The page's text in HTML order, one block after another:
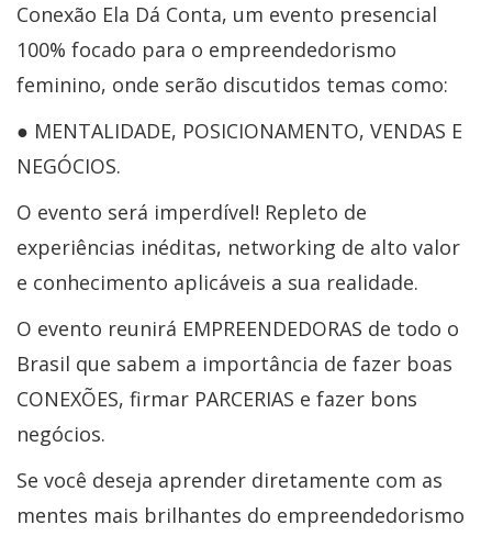
Conexão Ela Dá Conta, um evento presencial
100% focado para o empreendedorismo
feminino, onde serão discutidos temas como:
● MENTALIDADE, POSICIONAMENTO, VENDAS E
NEGÓCIOS.
O evento será imperdível! Repleto de
experiências inéditas, networking de alto valor
e conhecimento aplicáveis a sua realidade.
O evento reunirá EMPREENDEDORAS de todo o
Brasil que sabem a importância de fazer boas
CONEXÕES, firmar PARCERIAS e fazer bons
negócios.
Se você deseja aprender diretamente com as
mentes mais brilhantes do empreendedorismo